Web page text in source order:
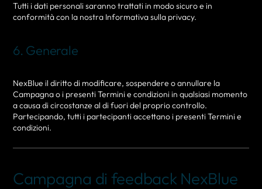
Tutti i dati personali saranno trattati in modo sicuro e in
conformità con la nostra Informativa sulla privacy.
6. Generale
NexBlue il diritto di modificare, sospendere o annullare la
Campagna o i presenti Termini e condizioni in qualsiasi momento
a causa di circostanze al di fuori del proprio controllo.
Partecipando, tutti i partecipanti accettano i presenti Termini e
condizioni.
Campagna di feedback NexBlue